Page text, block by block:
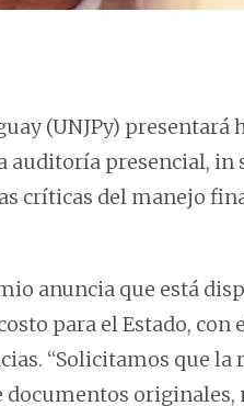
(UNJPy) presentará
auditoría presencial, in
críticas del manejo
anuncia que está
para el Estado, con
“Solicitamos que la
originales,